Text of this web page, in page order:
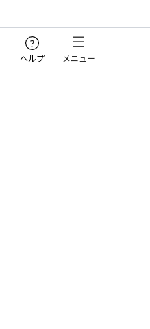
?
ヘルプ メニュー